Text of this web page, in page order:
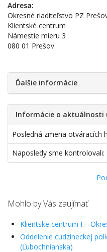
Adresa:
Okresné riaditeľstvo PZ
Klientské centrum
Námestie mieru 3
080 01 Prešov
Ďalšie informácie
Informácie o aktuálnosti
Posledná zmena otváracích
Naposledy sme kontrolovali:
Mohlo by Vás zaujímať
Klientske centrum I. -
Oddelenie cudzineckej
(Ľubochnianska)